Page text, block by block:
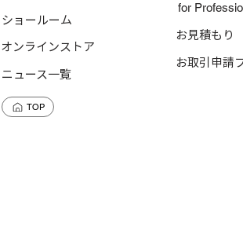
ショールーム
オンラインストア
ニュース一覧
for
お見積もり
お取引申請
TOP